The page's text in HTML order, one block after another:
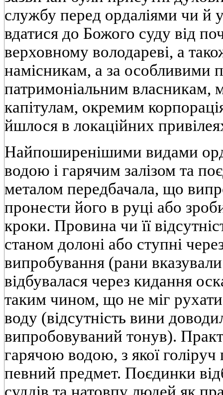
службу перед ордаліями чи й
вдатися до Божого суду від
верховному володареві, а
намісникам, а за особливими
патримоніальним власникам,
капітулам, окремим
йшлося в локаційних
Найпоширенішими видами
водою і гарячим залізом та
металом передбачала, що
пронести його в руці або
кроки. Провина чи її
станом долоні або ступні
випробування (рани
відбувалася через кидання
таким чином, що не міг
воду (відсутність вини
випробовуваний тонув).
гарячою водою, з якої
певний предмет. Поєдинки
суддів та натовпу людей як